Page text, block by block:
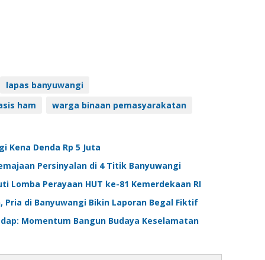
lapas banyuwangi
ham
warga binaan pemasyarakatan
Kena Denda Rp 5 Juta
Persinyalan di 4 Titik Banyuwangi
Lomba Perayaan HUT ke-81 Kemerdekaan RI
Pria di Banyuwangi Bikin Laporan Begal Fiktif
Momentum Bangun Budaya Keselamatan